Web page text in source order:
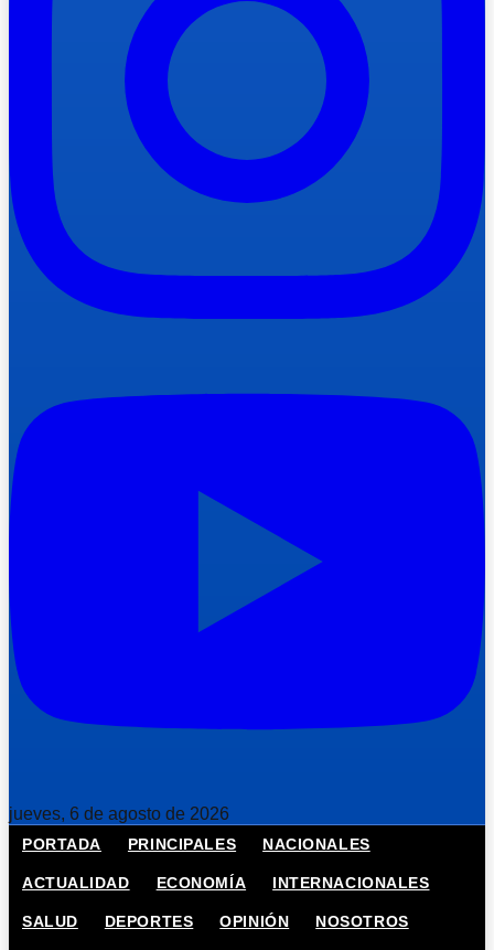
jueves, 6 de agosto de 2026
PORTADA PRINCIPALES NACIONALES
ACTUALIDAD ECONOMÍA INTERNACIONALES
SALUD DEPORTES OPINIÓN NOSOTROS